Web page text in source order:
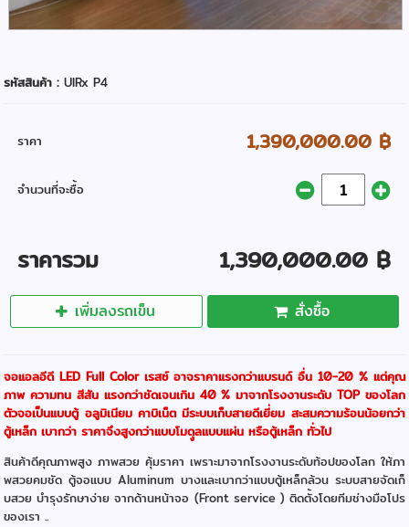
รหัสสินค้า :UIRx P4
ราคา 1,390,000.00 ฿
จำนวนที่จะซื้อ
ราคารวม 1,390,000.00 ฿
เพิ่มลงรถเข็น สั่งซื้อ
จอแอลอีดี LED Full Color เรสซ์ อาจราคาแรงกว่าแบรนด์ อื่น 10-20 % แต่คุณ
ภาพ ความทน สีสัน แรงกว่าชัดเจนเกิน 40 % มาจากโรงงานระดับ TOP ของโลก
ตัวจอเป็นแบบตู้ อลูมิเนียม คาบิเน็ต มีระบบเก็บสายดีเยี่ยม สะสมความร้อนน้อยกว่า
ตู้เหล็ก เบากว่า ราคาจึงสูงกว่าแบบโมดุูลแบบแผ่น หรือตู้เหล็ก ทั่วไป
สินค้าดีคุณภาพสูง ภาพสวย คุ้มราคา เพราะมาจากโรงงานระดับท้อปของโลก ให้ภา
พสวยคมชัด ตู้จอแบบ Aluminum บางและเบากว่าแบบตู้เหล็กล้วน ระบบสายจัดเก็
บสวย บำรุงรักษาง่าย จากด้านหน้าจอ (Front service ) ติดตั้งโดยทีมช่างมือโปร
ของเรา ..